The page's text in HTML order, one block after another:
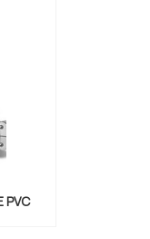
PVC